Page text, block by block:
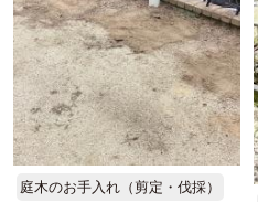
庭木のお手入れ（剪定・伐採）